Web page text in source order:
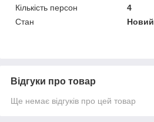
Кількість персон
4
Стан
Новий
Відгуки про товар
Ще немає відгуків про цей товар